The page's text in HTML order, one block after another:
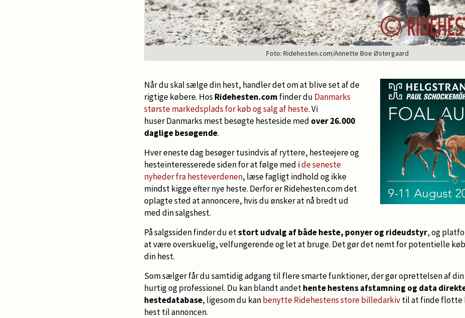
Foto: Ridehesten.com/Annette Boe Østergaard
Når du skal sælge din hest, handler det om at blive set af de
rigtige købere. Hos Ridehesten.com finder du Danmarks
største markedsplads for køb og salg af heste. Vi
huser Danmarks mest besøgte hesteside med over 26.000
daglige besøgende.
Hver eneste dag besøger tusindvis af ryttere, hesteejere og
hesteinteresserede siden for at følge med ide seneste
nyheder fra hesteverdenen, læse fagligt indhold og ikke
mindst kigge efter nye heste. Derfor er Ridehesten.com det
oplagte sted at annoncere, hvis du ønsker at nå bredt ud
med din salgshest.
På salgssiden finder du etstort udvalg af både heste, ponyer og rideudstyr, og
at være overskuelig, velfungerende og let at bruge. Det gør det nemt for potentielle
din hest.
Som sælger får du samtidig adgang til flere smarte funktioner, der gør oprettelsen af din
hurtig og professionel. Du kan blandt andethente hestens afstamning og data direkte
hestedatabase, ligesom du kanbenytte Ridehestens store billedarkivtil at finde flotte
hest til annoncen.